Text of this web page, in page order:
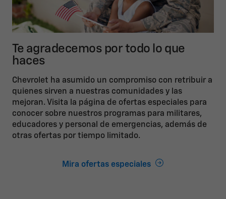
Te agradecemos por todo lo que
haces
Chevrolet ha asumido un compromiso con retribuir a
quienes sirven a nuestras comunidades y las
mejoran. Visita la página de ofertas especiales para
conocer sobre nuestros programas para militares,
educadores y personal de emergencias, además de
otras ofertas por tiempo limitado.
Mira ofertas especiales